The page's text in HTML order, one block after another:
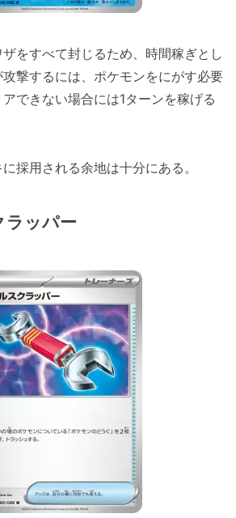
をすべて封じるため、時間稼ぎとし
撃するには、ポケモンをにがす必要
できない場合には1ターンを稼げる
採用される余地は十分にある。
ラッパー